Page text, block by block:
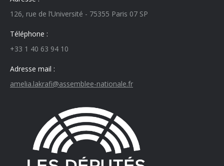
126, rue de l’Université - 75355 Paris 07 SP
Téléphone :
+33 1 40 63 94 10
Adresse mail :
amelia.lakrafi@assemblee-nationale.fr